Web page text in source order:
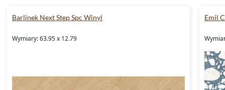
Barlinek Next Step Spc Winyl
Wymiary: 63.95 x 12.79
Emil